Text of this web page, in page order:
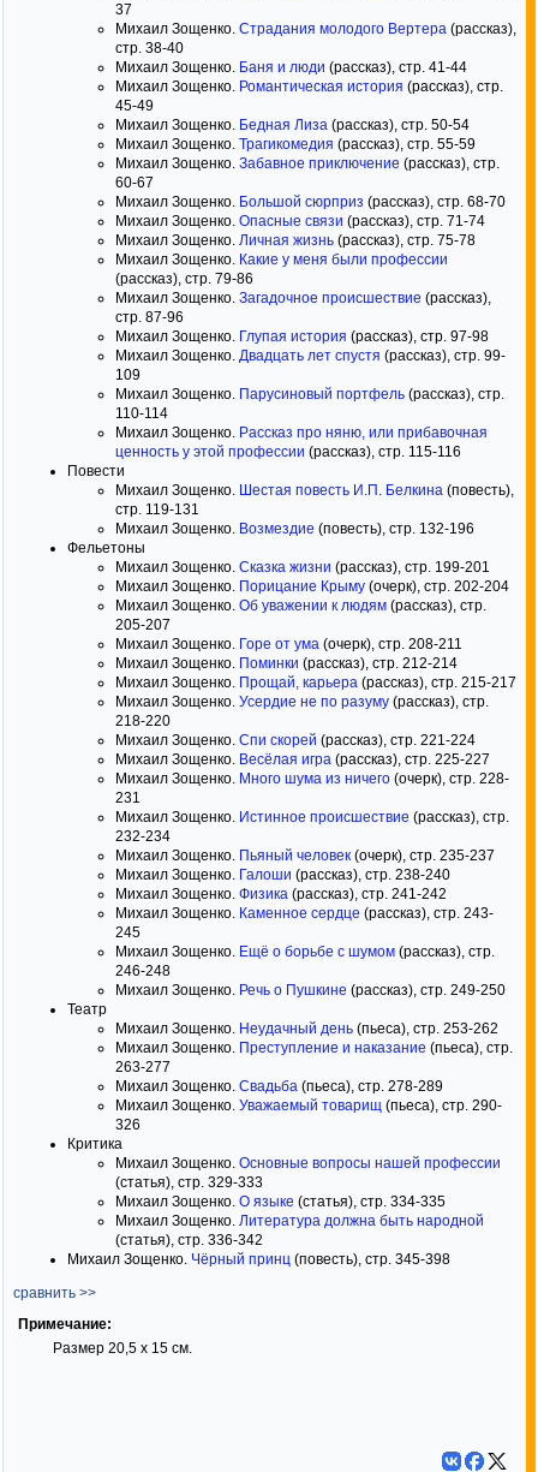
37
Михаил Зощенко. Страдания молодого Вертера (рассказ),
стр. 38-40
Михаил Зощенко. Баня и люди (рассказ), стр. 41-44
Михаил Зощенко. Романтическая история (рассказ), стр.
45-49
Михаил Зощенко. Бедная Лиза (рассказ), стр. 50-54
Михаил Зощенко. Трагикомедия (рассказ), стр. 55-59
Михаил Зощенко. Забавное приключение (рассказ), стр.
60-67
Михаил Зощенко. Большой сюрприз (рассказ), стр. 68-70
Михаил Зощенко. Опасные связи (рассказ), стр. 71-74
Михаил Зощенко. Личная жизнь (рассказ), стр. 75-78
Михаил Зощенко. Какие у меня были профессии
(рассказ), стр. 79-86
Михаил Зощенко. Загадочное происшествие (рассказ),
стр. 87-96
Михаил Зощенко. Глупая история (рассказ), стр. 97-98
Михаил Зощенко. Двадцать лет спустя (рассказ), стр. 99-
109
Михаил Зощенко. Парусиновый портфель (рассказ), стр.
110-114
Михаил Зощенко. Рассказ про няню, или прибавочная
ценность у этой профессии (рассказ), стр. 115-116
Повести
Михаил Зощенко. Шестая повесть И.П. Белкина (повесть),
стр. 119-131
Михаил Зощенко. Возмездие (повесть), стр. 132-196
Фельетоны
Михаил Зощенко. Сказка жизни (рассказ), стр. 199-201
Михаил Зощенко. Порицание Крыму (очерк), стр. 202-204
Михаил Зощенко. Об уважении к людям (рассказ), стр.
205-207
Михаил Зощенко. Горе от ума (очерк), стр. 208-211
Михаил Зощенко. Поминки (рассказ), стр. 212-214
Михаил Зощенко. Прощай, карьера (рассказ), стр. 215-217
Михаил Зощенко. Усердие не по разуму (рассказ), стр.
218-220
Михаил Зощенко. Спи скорей (рассказ), стр. 221-224
Михаил Зощенко. Весёлая игра (рассказ), стр. 225-227
Михаил Зощенко. Много шума из ничего (очерк), стр. 228-
231
Михаил Зощенко. Истинное происшествие (рассказ), стр.
232-234
Михаил Зощенко. Пьяный человек (очерк), стр. 235-237
Михаил Зощенко. Галоши (рассказ), стр. 238-240
Михаил Зощенко. Физика (рассказ), стр. 241-242
Михаил Зощенко. Каменное сердце (рассказ), стр. 243-
245
Михаил Зощенко. Ещё о борьбе с шумом (рассказ), стр.
246-248
Михаил Зощенко. Речь о Пушкине (рассказ), стр. 249-250
Театр
Михаил Зощенко. Неудачный день (пьеса), стр. 253-262
Михаил Зощенко. Преступление и наказание (пьеса), стр.
263-277
Михаил Зощенко. Свадьба (пьеса), стр. 278-289
Михаил Зощенко. Уважаемый товарищ (пьеса), стр. 290-
326
Критика
Михаил Зощенко. Основные вопросы нашей профессии
(статья), стр. 329-333
Михаил Зощенко. О языке (статья), стр. 334-335
Михаил Зощенко. Литература должна быть народной
(статья), стр. 336-342
Михаил Зощенко. Чёрный принц (повесть), стр. 345-398
сравнить >>
Примечание:
Размер 20,5 х 15 см.